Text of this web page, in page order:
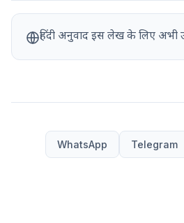
हिंदी अनुवाद इस लेख के लिए अभी
WhatsApp Telegram